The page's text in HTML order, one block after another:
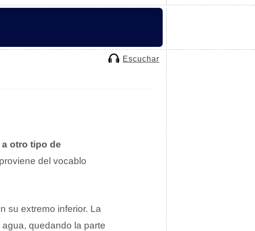
Escuchar
a otro tipo de
del vocablo
su extremo inferior. La
quedando la parte